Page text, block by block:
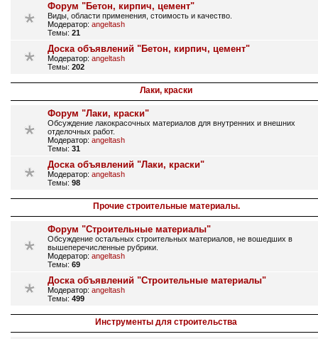
Форум "Бетон, кирпич, цемент"
Виды, области применения, стоимость и качество.
Модератор: angeltash
Темы: 21
Доска объявлений "Бетон, кирпич, цемент"
Модератор: angeltash
Темы: 202
Лаки, краски
Форум "Лаки, краски"
Обсуждение лакокрасочных материалов для внутренних и внешних
отделочных работ.
Модератор: angeltash
Темы: 31
Доска объявлений "Лаки, краски"
Модератор: angeltash
Темы: 98
Прочие строительные материалы.
Форум "Строительные материалы"
Обсуждение остальных строительных материалов, не вошедших в
вышеперечисленные рубрики.
Модератор: angeltash
Темы: 69
Доска объявлений "Строительные материалы"
Модератор: angeltash
Темы: 499
Инструменты для строительства